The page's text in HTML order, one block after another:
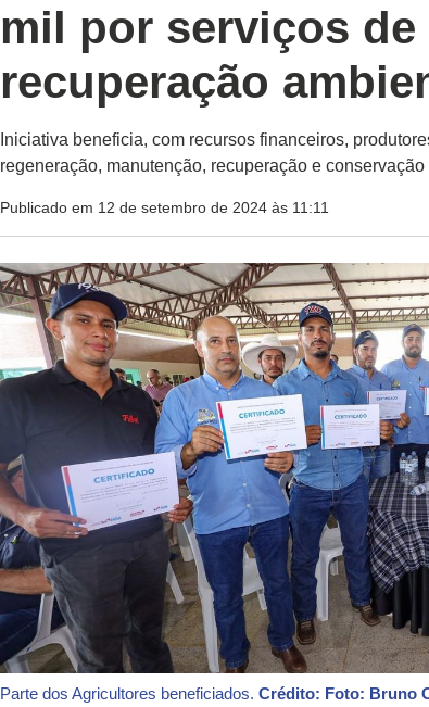
mil por serviços de
recuperação
Iniciativa beneficia, com recursos financeiros,
regeneração, manutenção, recuperação e
Publicado em 12 de setembro de 2024 às 11:11
Parte dos Agricultores beneficiados.Crédito: Foto: Bruno